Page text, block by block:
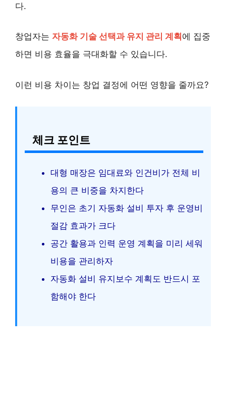
다.
창업자는 자동화 기술 선택과 유지 관리 계획 에 집중
하면 비용 효율을 극대화할 수 있습니다.
이런 비용 차이는 창업 결정에 어떤 영향을 줄까요?
체크 포인트
대형 매장은 임대료와 인건비가 전체 비
용의 큰 비중을 차지한다
무인은 초기 자동화 설비 투자 후 운영비
절감 효과가 크다
공간 활용과 인력 운영 계획을 미리 세워
비용을 관리하자
자동화 설비 유지보수 계획도 반드시 포
함해야 한다